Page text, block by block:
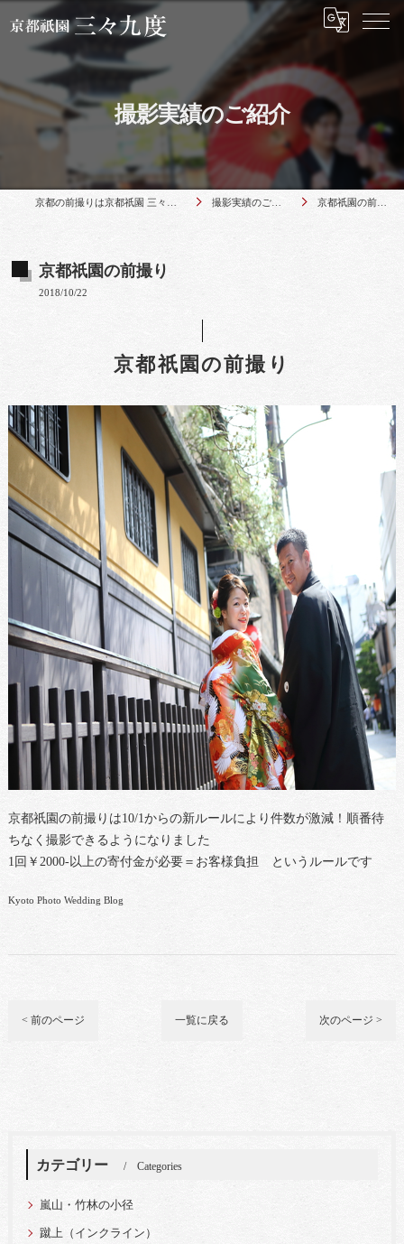
撮影実績のご紹介
撮影実績のご紹介 京都祇園の前撮り
京都祇園の前撮り
2018/10/22
京都祇園の前撮り
京都祇園の前撮りは10/1からの新ルールにより件数が激減！順番待
ちなく撮影できるようになりました
1回￥2000-以上の寄付金が必要＝お客様負担 というルールです
Kyoto Photo Wedding Blog
< 前のページ 一覧に戻る 次のページ >
カテゴリー Categories
嵐山・竹林の小径
蹴上（インクライン）